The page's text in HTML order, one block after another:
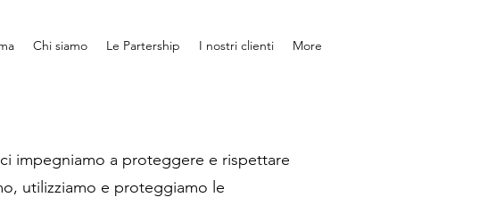
Chi siamo Le Partership I nostri clienti More
impegniamo a proteggere e rispettare
utilizziamo e proteggiamo le